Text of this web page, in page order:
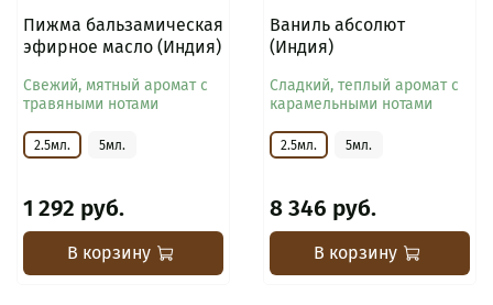
Пижма бальзамическая
эфирное масло (Индия)
Свежий, мятный аромат с
травяными нотами
2.5мл. 5мл.
1 292 руб.
В корзину
Ваниль абсолют
(Индия)
Сладкий, теплый аромат с
карамельными нотами
2.5мл. 5мл.
8 346 руб.
В корзину